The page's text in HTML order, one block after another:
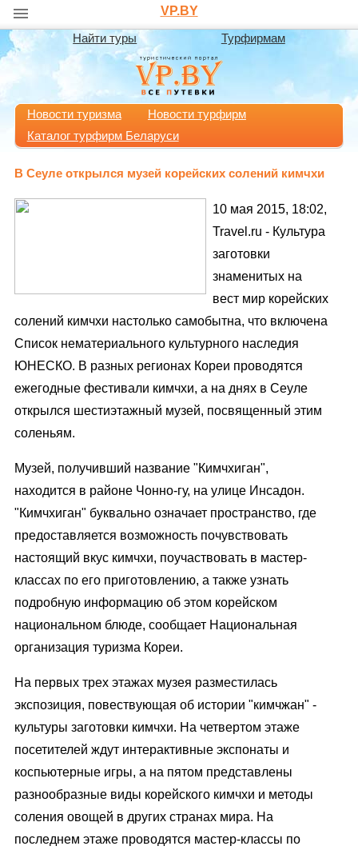
VP.BY
Найти туры Турфирмам
Новости туризма
Новости турфирм
Каталог турфирм Беларуси
В Сеуле открылся музей корейских солений кимчхи
10 мая 2015, 18:02,
Travel.ru - Культура
заготовки
знаменитых на
вест мир корейских
солений кимчхи настолько самобытна, что включена
Список нематериального культурного наследия
ЮНЕСКО. В разных регионах Кореи проводятся
ежегодные фестивали кимчхи, а на днях в Сеуле
открылся шестиэтажный музей, посвященный этим
соленьям.
Музей, получивший название "Кимчхиган",
находится в районе Чонно-гу, на улице Инсадон.
"Кимчхиган" буквально означает пространство, где
предоставляется возможность почувствовать
настоящий вкус кимчхи, поучаствовать в мастер-
классах по его приготовлению, а также узнать
подробную информацию об этом корейском
национальном блюде, сообщает Национальная
организация туризма Кореи.
На первых трех этажах музея разместилась
экспозиция, повествующая об истории "кимчжан" -
культуры заготовки кимчхи. На четвертом этаже
посетителей ждут интерактивные экспонаты и
коспьютерные игры, а на пятом представлены
разнообразные виды корейского кимчхи и методы
соления овощей в других странах мира. На
последнем этаже проводятся мастер-классы по